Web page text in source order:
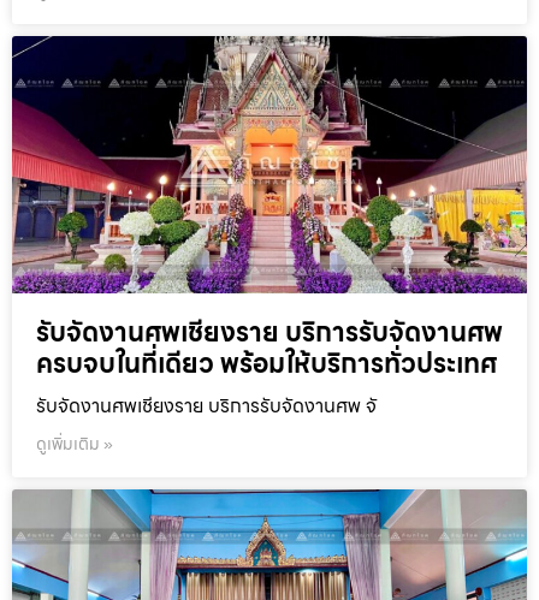
รับจัดงานศพเชียงราย บริการรับจัดงานศพ
ครบจบในที่เดียว พร้อมให้บริการทั่วประเทศ
รับจัดงานศพเชียงราย บริการรับจัดงานศพ จั
ดูเพิ่มเติม »